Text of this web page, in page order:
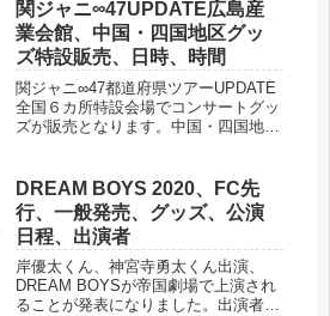
関ジャニ∞47UPDATE広島産
業会館、中国・四国地区グッ
ズ特設販売、日時、時間
関ジャニ∞47都道府県ツアーUPDATE
全国６カ所特設会場でコンサートグッ
ズが販売となります。中国・四国地区
した。
DREAM BOYS 2020、FC先
行、一般発売、グッズ、公演
日程、出演者
岸優太くん、神宮寺勇太くん出演、
DREAM BOYSが帝国劇場で上演され
ることが発表になりました。出演者、